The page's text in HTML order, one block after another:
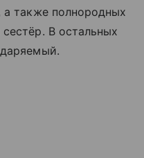
а также полнородных
В остальных